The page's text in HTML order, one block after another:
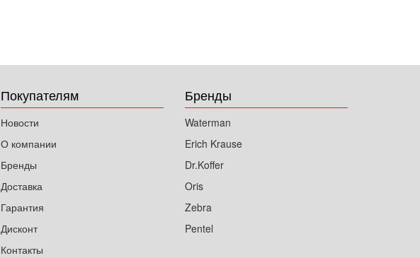
Покупателям
Новости
О компании
Бренды
Доставка
Гарантия
Дисконт
Контакты
Бренды
Waterman
Erich Krause
Dr.Koffer
Oris
Zebra
Pentel